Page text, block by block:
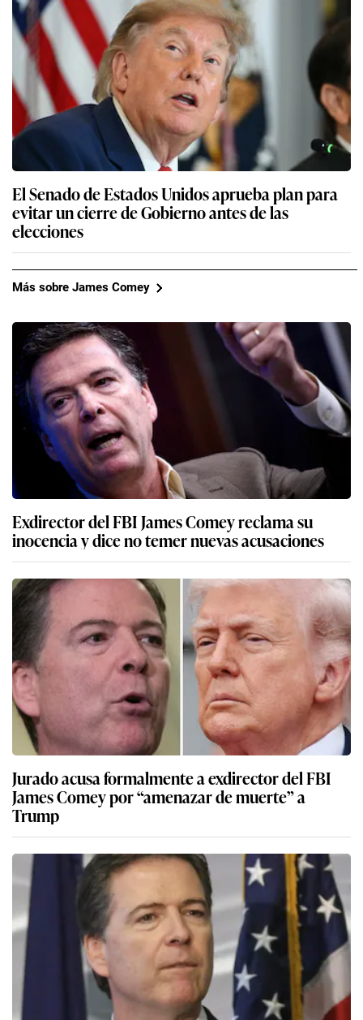
El Senado de Estados Unidos aprueba plan para
evitar un cierre de Gobierno antes de las
elecciones
Más sobre James Comey
Exdirector del FBI James Comey reclama su
inocencia y dice no temer nuevas acusaciones
Jurado acusa formalmente a exdirector del FBI
James Comey por “amenazar de muerte” a
Trump